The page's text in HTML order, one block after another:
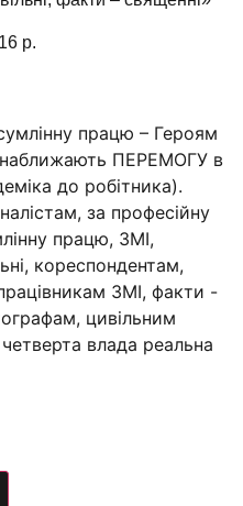
р.
працю – Героям
наближають ПЕРЕМОГУ в
до робітника).
, за професійну
працю, ЗМІ,
, кореспондентам,
ЗМІ, факти -
, цивільним
четверта влада реальна